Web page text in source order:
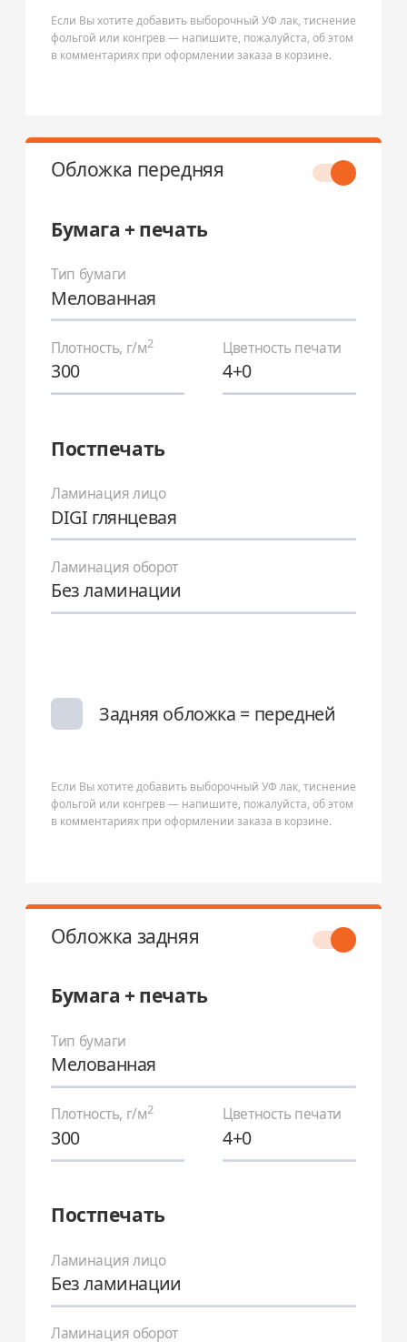
Если Вы хотите добавить выборочный УФ лак, тиснение
фольгой или конгрев — напишите, пожалуйста, об этом
в комментариях при оформлении заказа в корзине.
Обложка передняя
Бумага + печать
Тип бумаги
Мелованная
Плотность, г/м2
300
Цветность печати
4+0
Постпечать
Ламинация лицо
DIGI глянцевая
Ламинация оборот
Без ламинации
Задняя обложка = передней
Если Вы хотите добавить выборочный УФ лак, тиснение
фольгой или конгрев — напишите, пожалуйста, об этом
в комментариях при оформлении заказа в корзине.
Обложка задняя
Бумага + печать
Тип бумаги
Мелованная
Плотность, г/м2
300
Цветность печати
4+0
Постпечать
Ламинация лицо
Без ламинации
Ламинация оборот